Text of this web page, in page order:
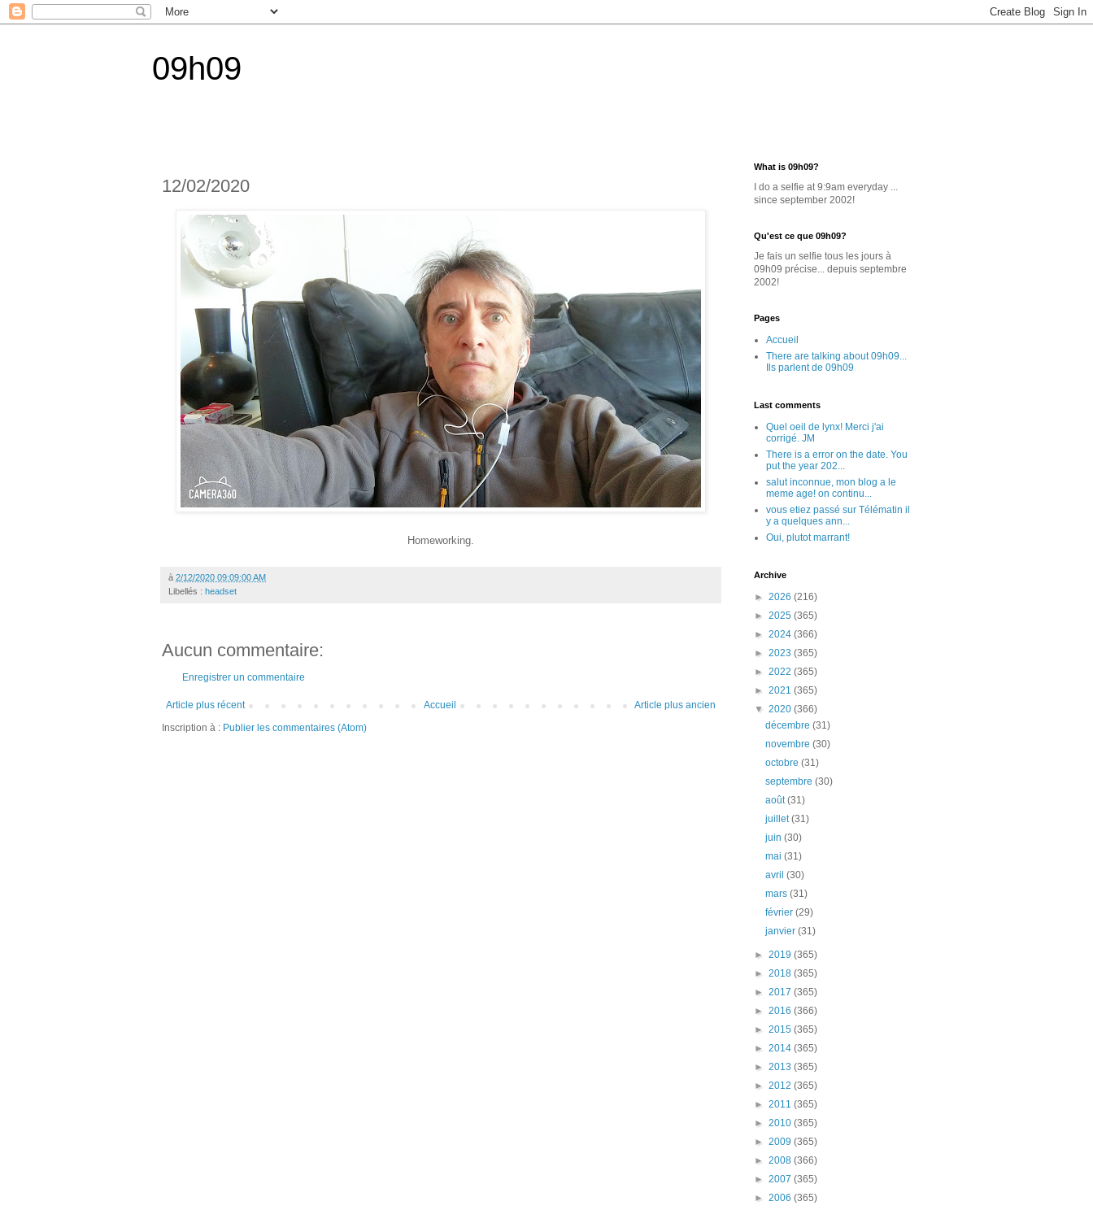
09h09
12/02/2020
Homeworking.
à 2/12/2020 09:09:00 AM
Libellés : headset
Aucun commentaire:
Enregistrer un commentaire
Article plus récent Article plus ancien
Accueil
Inscription à : Publier les commentaires (Atom)
What is 09h09?
I do a selfie at 9:9am everyday ...
since september 2002!
Qu'est ce que 09h09?
Je fais un selfie tous les jours à
09h09 précise... depuis septembre
2002!
Pages
Accueil
There are talking about 09h09...
Ils parlent de 09h09
Last comments
Quel oeil de lynx! Merci j'ai
corrigé. JM
There is a error on the date. You
put the year 202...
salut inconnue, mon blog a le
meme age! on continu...
vous etiez passé sur Télématin il
y a quelques ann...
Oui, plutot marrant!
Archive
► 2026 (216)
► 2025 (365)
► 2024 (366)
► 2023 (365)
► 2022 (365)
► 2021 (365)
▼ 2020 (366)
décembre(31)
novembre(30)
octobre(31)
septembre(30)
août(31)
juillet(31)
juin(30)
mai(31)
avril(30)
mars(31)
février(29)
janvier(31)
► 2019 (365)
► 2018 (365)
► 2017 (365)
► 2016 (366)
► 2015 (365)
► 2014 (365)
► 2013 (365)
► 2012 (365)
► 2011 (365)
► 2010 (365)
► 2009 (365)
► 2008 (366)
► 2007 (365)
► 2006 (365)